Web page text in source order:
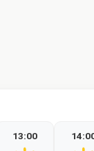
13:00